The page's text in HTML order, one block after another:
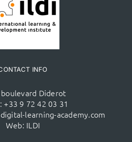
INFO
Diderot
+33 9 72 42 03 31
learning-academy.com
Web: ILDI